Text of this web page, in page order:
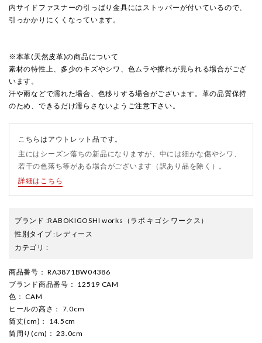
内サイドファスナーの引っぱり金具にはストッパーが付いているので、
引っかかりにくくなっています。
※本革(天然皮革)の商品について
素材の特性上、多少のキズやシワ、色ムラや擦れが見られる場合がござ
います。
汗や雨などで濡れた場合、色移りする場合がございます。革の品質保持
のため、できるだけ濡らさないようご注意下さい。
こちらはアウトレット品です。
主にはシーズン落ちの新品になりますが、中には細かな傷やシワ、
若干の色落ち等がある場合がございます（訳あり品を除く）。
詳細はこちら
ブランド :RABOKIGOSHI works （ラボ キゴシ ワークス）
性別タイプ:レディース
カテゴリ :
商品番号 ： RA3871BW04386
ブランド商品番号 ： 12519 CAM
色 ： CAM
ヒールの高さ ： 7.0cm
筒丈(cm) ： 14.5cm
筒周り(cm) ： 23.0cm